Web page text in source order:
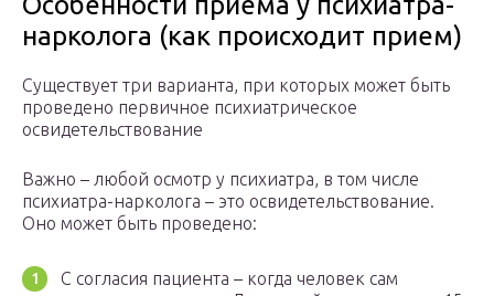
нарколога (как происходит прием)
Существует три варианта, при которых может быть
проведено первичное психиатрическое
освидетельствование
Важно – любой осмотр у психиатра, в том числе
психиатра-нарколога – это освидетельствование.
Оно может быть проведено:
С согласия пациента – когда человек сам